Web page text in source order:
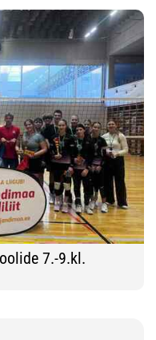
7.-9.kl.